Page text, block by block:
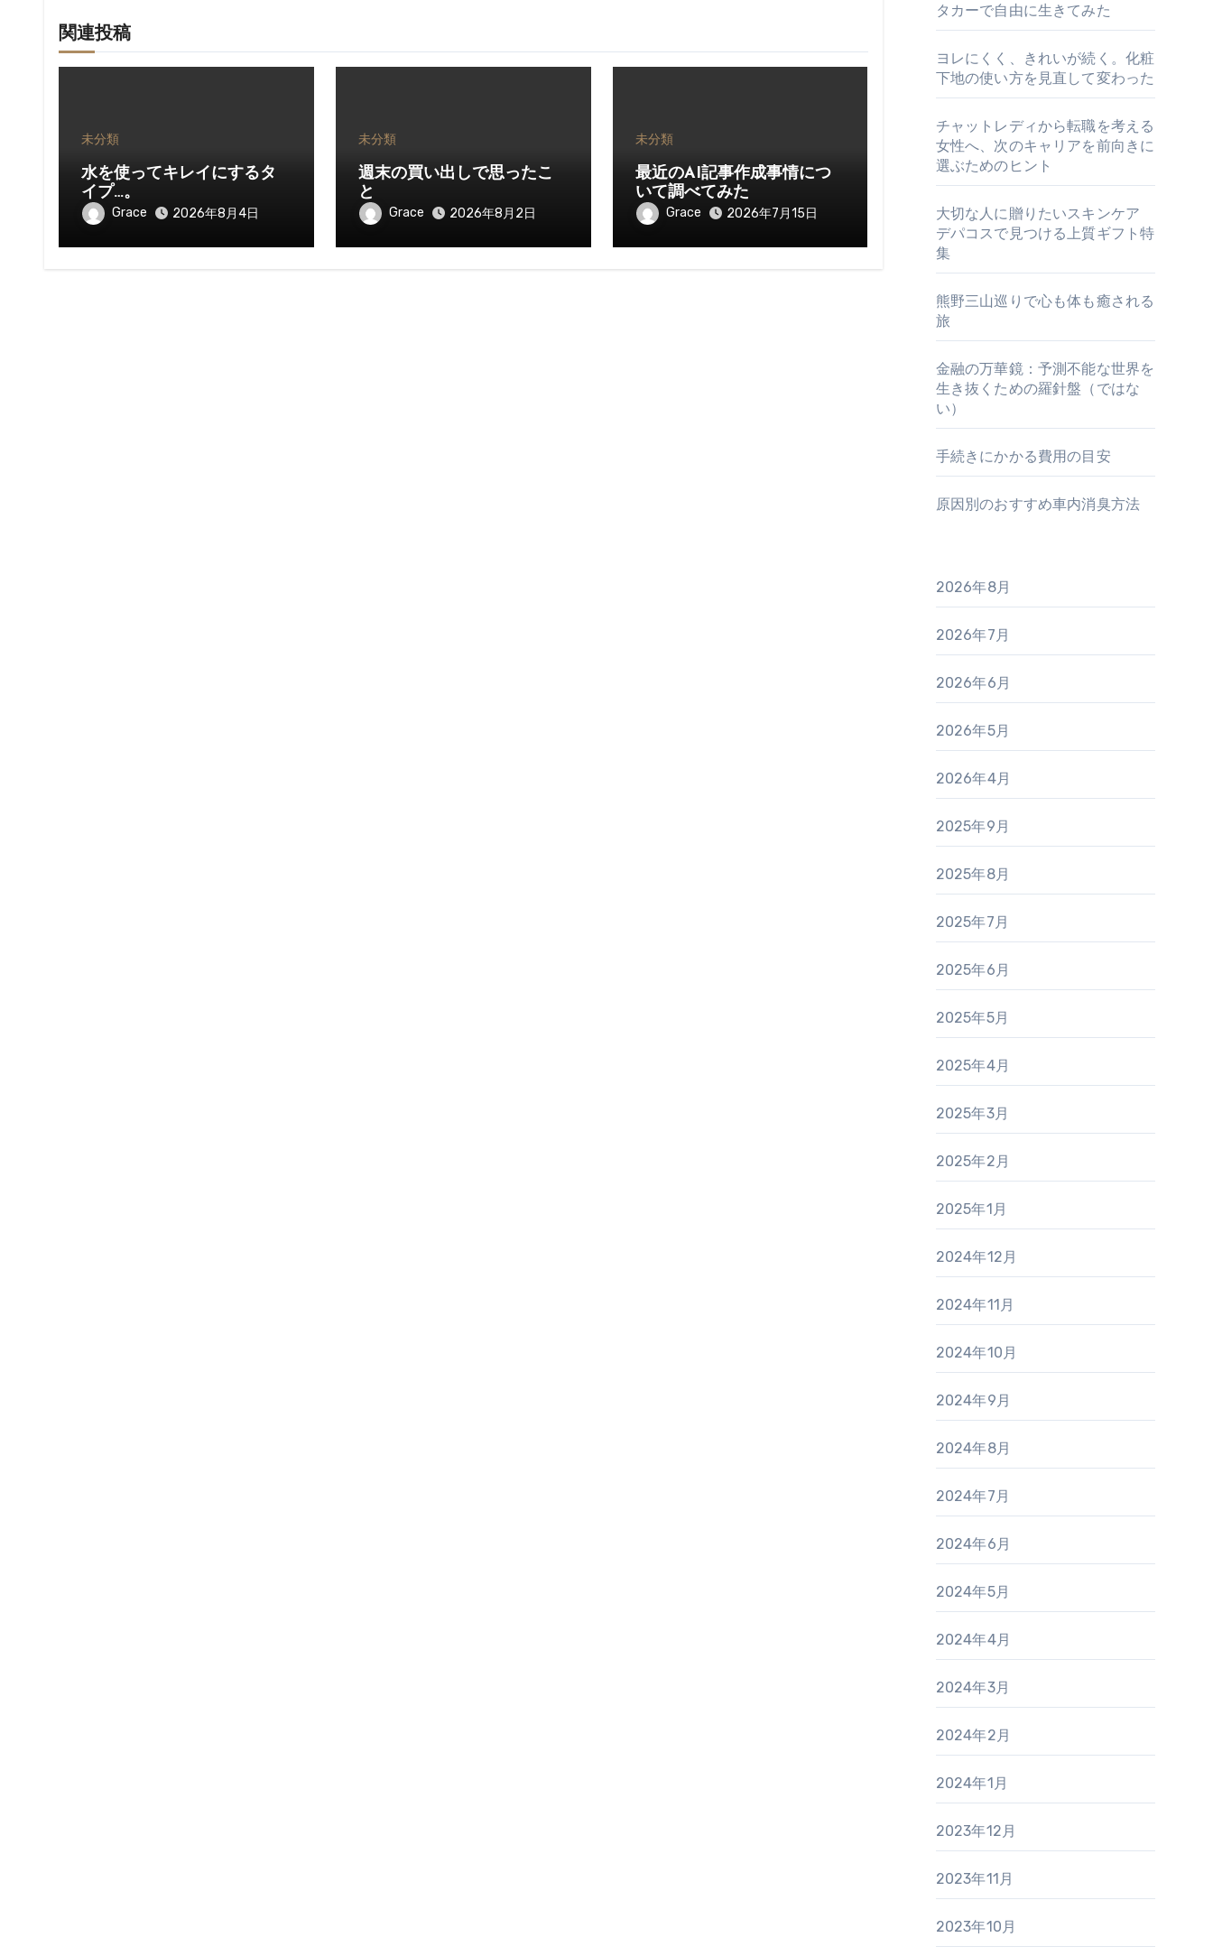
関連投稿
未分類
水を使ってキレイにするタ
イプ…。
Grace 2026年8月4日
未分類
週末の買い出しで思ったこ
と
Grace 2026年8月2日
未分類
最近のAI記事作成事情につ
いて調べてみた
Grace 2026年7月15日
タカーで自由に生きてみた
ヨレにくく、きれいが続く。化粧
下地の使い方を見直して変わった
チャットレディから転職を考える
女性へ、次のキャリアを前向きに
選ぶためのヒント
大切な人に贈りたいスキンケア
デパコスで見つける上質ギフト特
集
熊野三山巡りで心も体も癒される
旅
金融の万華鏡：予測不能な世界を
生き抜くための羅針盤（ではな
い）
手続きにかかる費用の目安
原因別のおすすめ車内消臭方法
2026年8月
2026年7月
2026年6月
2026年5月
2026年4月
2025年9月
2025年8月
2025年7月
2025年6月
2025年5月
2025年4月
2025年3月
2025年2月
2025年1月
2024年12月
2024年11月
2024年10月
2024年9月
2024年8月
2024年7月
2024年6月
2024年5月
2024年4月
2024年3月
2024年2月
2024年1月
2023年12月
2023年11月
2023年10月